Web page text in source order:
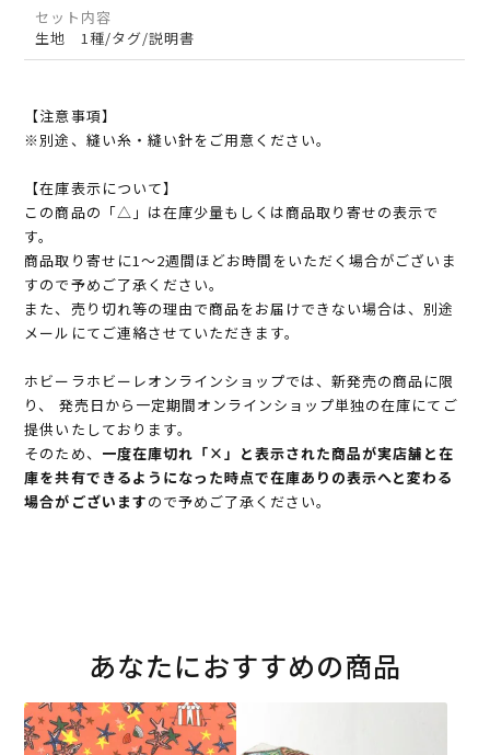
セット内容
生地 1種/タグ/説明書
【注意事項】
※別途、縫い糸・縫い針をご用意ください。
【在庫表示について】
この商品の「△」は在庫少量もしくは商品取り寄せの表示で
す。
商品取り寄せに1～2週間ほどお時間をいただく場合がございま
すので予めご了承ください。
また、売り切れ等の理由で商品をお届けできない場合は、別途
メールにてご連絡させていただきます。
ホビーラホビーレオンラインショップでは、新発売の商品に限
り、 発売日から一定期間オンラインショップ単独の在庫にてご
提供いたしております。
そのため、 一度在庫切れ「×」と表示された商品が実店舗と在
庫を共有できるようになった時点で在庫ありの表示へと変わる
場合がございますので予めご了承ください。
あなたにおすすめの商品